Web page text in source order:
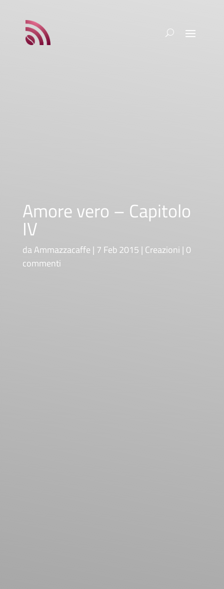
Amore vero – Capitolo
IV
daAmmazzacaffe 7 Feb 2015 Creazioni 0
commenti